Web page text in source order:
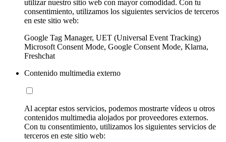
utilizar nuestro sitio web con mayor comodidad. Con tu
consentimiento, utilizamos los siguientes servicios de terceros
en este sitio web:
Google Tag Manager, UET (Universal Event Tracking)
Microsoft Consent Mode, Google Consent Mode, Klarna,
Freshchat
Contenido multimedia externo
Al aceptar estos servicios, podemos mostrarte vídeos u otros
contenidos multimedia alojados por proveedores externos.
Con tu consentimiento, utilizamos los siguientes servicios de
terceros en este sitio web: